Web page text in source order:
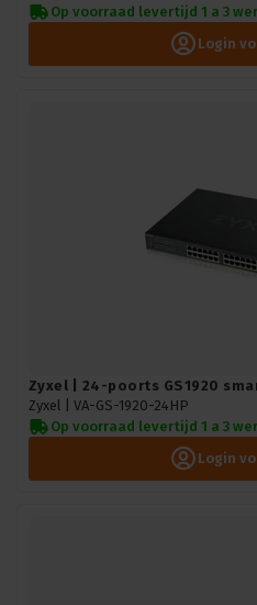
Op voorraad levertijd 1 a 3
Login
Zyxel | 24-poorts GS1920
Zyxel | VA-GS-1920-24HP
Op voorraad levertijd 1 a 3
Login